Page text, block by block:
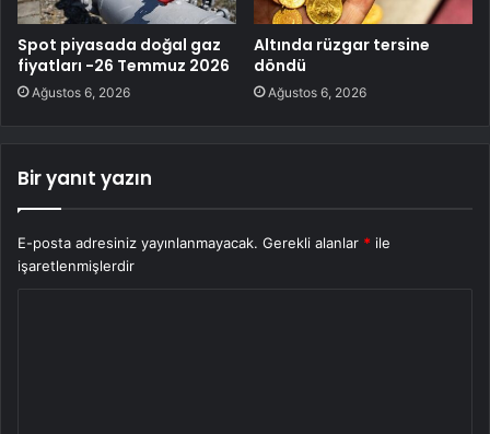
Spot piyasada doğal gaz
fiyatları -26 Temmuz 2026
Ağustos 6, 2026
Altında rüzgar tersine
döndü
Ağustos 6, 2026
Bir yanıt yazın
E-posta adresiniz yayınlanmayacak. Gerekli alanlar * ile
işaretlenmişlerdir